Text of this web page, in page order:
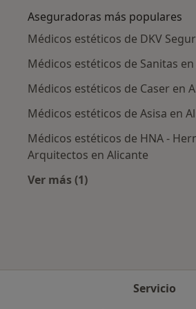
Aseguradoras más populares
Médicos estéticos de DKV
Médicos estéticos de Sanitas
Médicos estéticos de Caser en
Médicos estéticos de Asisa en
Médicos estéticos de HNA -
Arquitectos en Alicante
Ver más (1)
Servicio